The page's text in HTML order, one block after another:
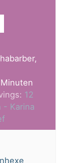
Minuten
12
- Karina